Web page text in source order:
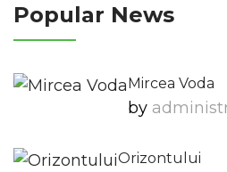
Popular News
Mircea Voda
by
Orizontului